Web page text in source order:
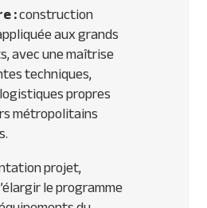
:construction
aux grands
avec une maîtrise
techniques,
propres
métropolitains
projet,
le programme